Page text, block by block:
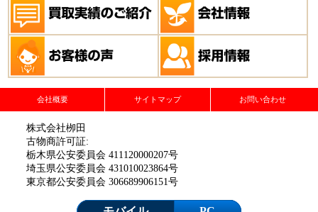
会社概要 サイトマップ お問い合わせ
株式会社栁田
古物商許可証:
栃木県公安委員会 411120000207号
埼玉県公安委員会 431010023864号
東京都公安委員会 306689906151号